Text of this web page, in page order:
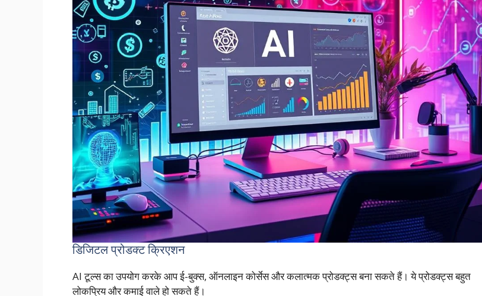
डिजिटल प्रोडक्ट क्रिएशन
AI टूल्स का उपयोग करके आप ई-बुक्स, ऑनलाइन कोर्सेस और कलात्मक प्रोडक्ट्स बना सकते हैं। ये प्रोडक्ट्स बहुत
लोकप्रिय और कमाई वाले हो सकते हैं।